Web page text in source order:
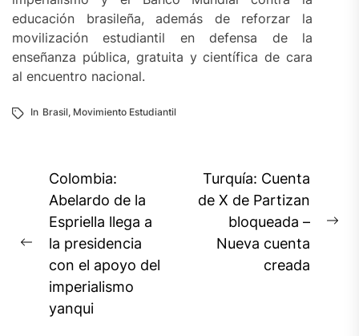
educación brasileña, además de reforzar la
movilización estudiantil en defensa de la
enseñanza pública, gratuita y científica de cara
al encuentro nacional.
In Brasil, Movimiento Estudiantil
Navegación
entradas
Previous
post:
Colombia:
Abelardo de la
Espriella llega a
la presidencia
con el apoyo del
imperialismo
yanqui
Turquía: Cuenta
de X de Partizan
bloqueada –
Nueva cuenta
creada